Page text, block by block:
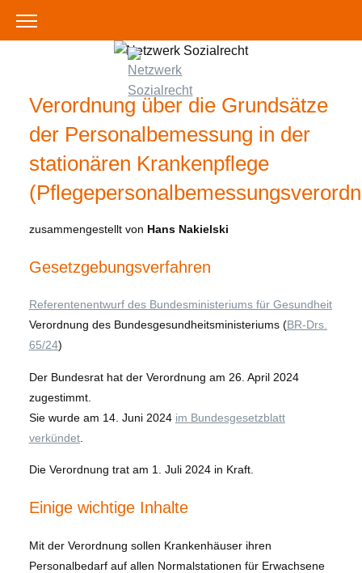
Verordnung über die Grundsätze
der Personalbemessung in der
stationären Krankenpflege
zusammengestellt von Hans Nakielski
Gesetzgebungsverfahren
Referentenentwurf des Bundesministeriums für Gesundheit
Verordnung des Bundesgesundheitsministeriums (BR-Drs.
65/24)
Der Bundesrat hat der Verordnung am 26. April 2024
zugestimmt.
Sie wurde am 14. Juni 2024 im Bundesgesetzblatt
verkündet.
Die Verordnung trat am 1. Juli 2024 in Kraft.
Einige wichtige Inhalte
Mit der Verordnung sollen Krankenhäuser ihren
Personalbedarf auf allen Normalstationen für Erwachsene